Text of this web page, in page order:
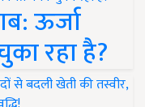
ऊर्जा
रहा है?